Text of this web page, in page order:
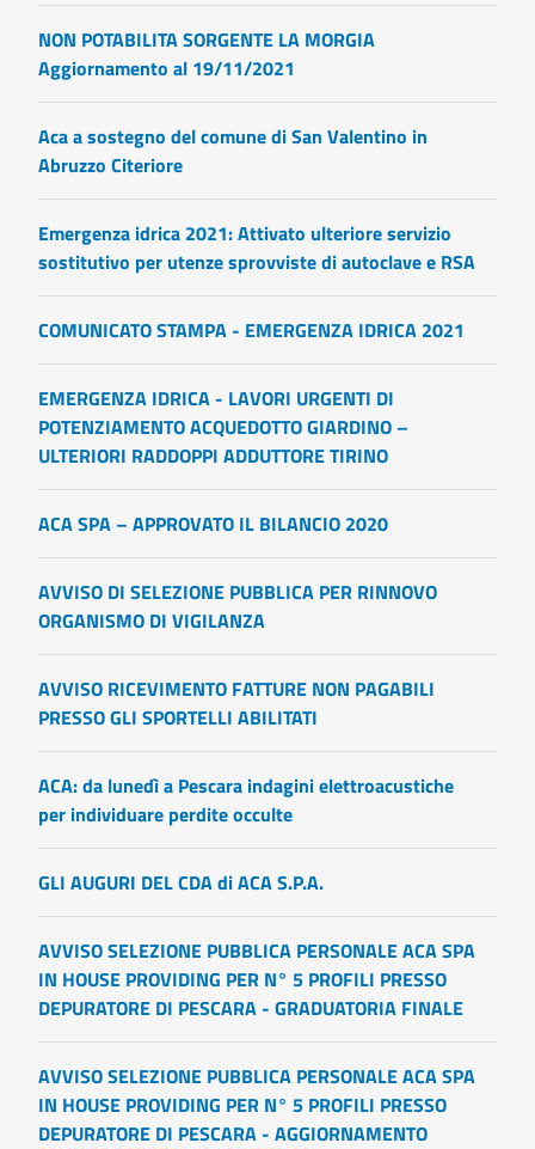
NON POTABILITA SORGENTE LA MORGIA
Aggiornamento al 19/11/2021
Aca a sostegno del comune di San Valentino in
Abruzzo Citeriore
Emergenza idrica 2021: Attivato ulteriore servizio
sostitutivo per utenze sprovviste di autoclave e RSA
COMUNICATO STAMPA - EMERGENZA IDRICA 2021
EMERGENZA IDRICA - LAVORI URGENTI DI
POTENZIAMENTO ACQUEDOTTO GIARDINO –
ULTERIORI RADDOPPI ADDUTTORE TIRINO
ACA SPA – APPROVATO IL BILANCIO 2020
AVVISO DI SELEZIONE PUBBLICA PER RINNOVO
ORGANISMO DI VIGILANZA
AVVISO RICEVIMENTO FATTURE NON PAGABILI
PRESSO GLI SPORTELLI ABILITATI
ACA: da lunedì a Pescara indagini elettroacustiche
per individuare perdite occulte
GLI AUGURI DEL CDA di ACA S.P.A.
AVVISO SELEZIONE PUBBLICA PERSONALE ACA SPA
IN HOUSE PROVIDING PER N° 5 PROFILI PRESSO
DEPURATORE DI PESCARA - GRADUATORIA FINALE
AVVISO SELEZIONE PUBBLICA PERSONALE ACA SPA
IN HOUSE PROVIDING PER N° 5 PROFILI PRESSO
DEPURATORE DI PESCARA - AGGIORNAMENTO